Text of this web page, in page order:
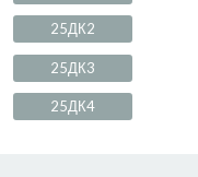
25ДК2
25ДК3
25ДК4